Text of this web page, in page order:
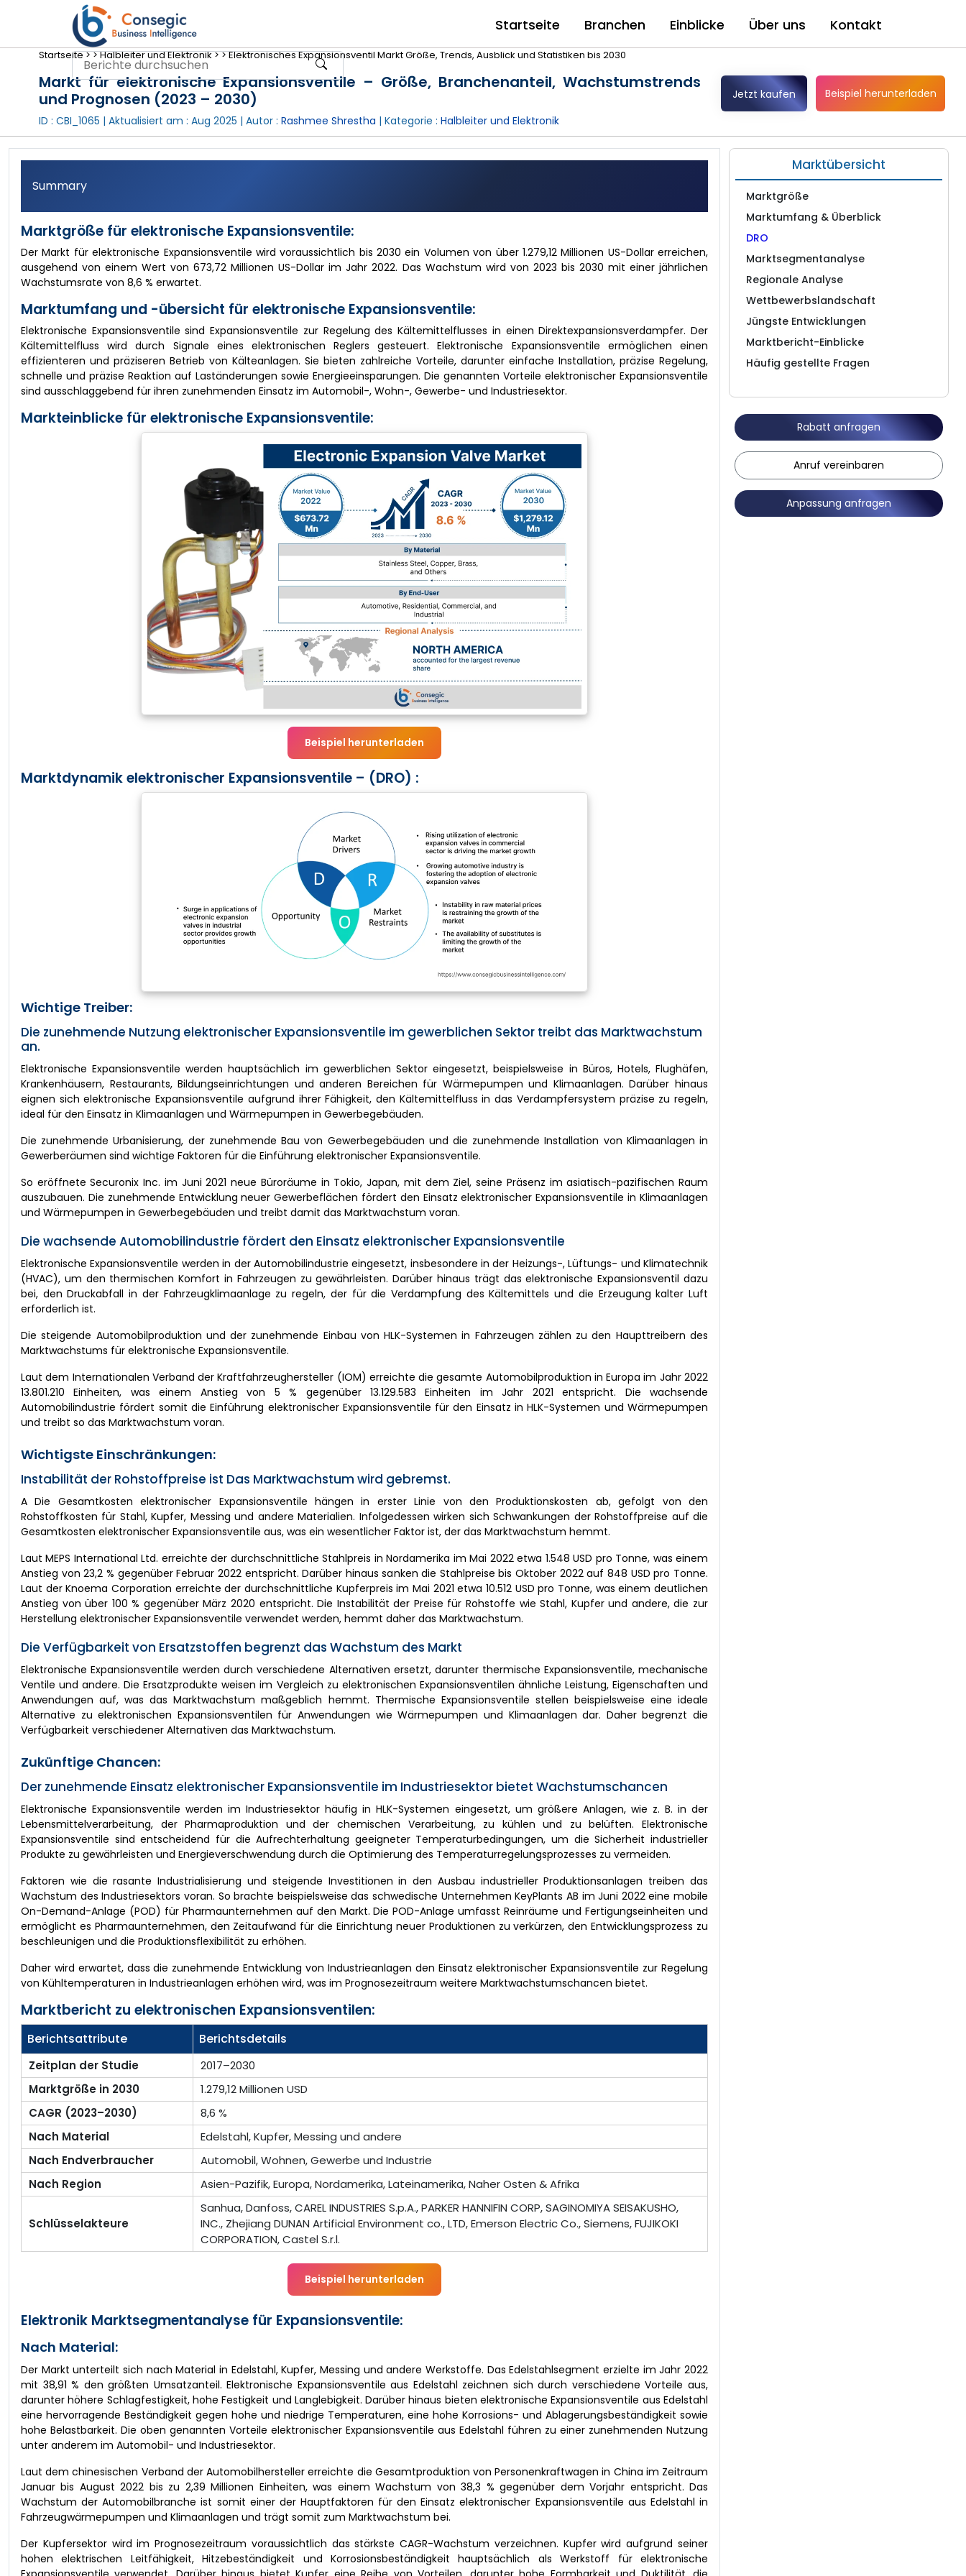
Startseite Branchen Einblicke Über uns Kontakt
Startseite >>Halbleiter und Elektronik >>Elektronisches Expansionsventil Markt Größe, Trends, Ausblick und Statistiken bis 2030
Markt für elektronische Expansionsventile – Größe, Branchenanteil, Wachstumstrends
und Prognosen (2023 – 2030)
ID : CBI_1065 | Aktualisiert am : Aug 2025 | Autor : Rashmee Shrestha | Kategorie : Halbleiter und Elektronik
Jetzt kaufen Beispiel herunterladen
Summary
Marktgröße für elektronische Expansionsventile:
Der Markt für elektronische Expansionsventile wird voraussichtlich bis 2030 ein Volumen von über 1.279,12 Millionen US-Dollar erreichen,
ausgehend von einem Wert von 673,72 Millionen US-Dollar im Jahr 2022. Das Wachstum wird von 2023 bis 2030 mit einer jährlichen
Wachstumsrate von 8,6 % erwartet.
Marktumfang und -übersicht für elektronische Expansionsventile:
Elektronische Expansionsventile sind Expansionsventile zur Regelung des Kältemittelflusses in einen Direktexpansionsverdampfer. Der
Kältemittelfluss wird durch Signale eines elektronischen Reglers gesteuert. Elektronische Expansionsventile ermöglichen einen
effizienteren und präziseren Betrieb von Kälteanlagen. Sie bieten zahlreiche Vorteile, darunter einfache Installation, präzise Regelung,
schnelle und präzise Reaktion auf Laständerungen sowie Energieeinsparungen. Die genannten Vorteile elektronischer Expansionsventile
sind ausschlaggebend für ihren zunehmenden Einsatz im Automobil-, Wohn-, Gewerbe- und Industriesektor.
Markteinblicke für elektronische Expansionsventile:
Beispiel herunterladen
Marktdynamik elektronischer Expansionsventile – (DRO) :
Wichtige Treiber:
Die zunehmende Nutzung elektronischer Expansionsventile im gewerblichen Sektor treibt das Marktwachstum
an.
Elektronische Expansionsventile werden hauptsächlich im gewerblichen Sektor eingesetzt, beispielsweise in Büros, Hotels, Flughäfen,
Krankenhäusern, Restaurants, Bildungseinrichtungen und anderen Bereichen für Wärmepumpen und Klimaanlagen. Darüber hinaus
eignen sich elektronische Expansionsventile aufgrund ihrer Fähigkeit, den Kältemittelfluss in das Verdampfersystem präzise zu regeln,
ideal für den Einsatz in Klimaanlagen und Wärmepumpen in Gewerbegebäuden.
Die zunehmende Urbanisierung, der zunehmende Bau von Gewerbegebäuden und die zunehmende Installation von Klimaanlagen in
Gewerberäumen sind wichtige Faktoren für die Einführung elektronischer Expansionsventile.
So eröffnete Securonix Inc. im Juni 2021 neue Büroräume in Tokio, Japan, mit dem Ziel, seine Präsenz im asiatisch-pazifischen Raum
auszubauen. Die zunehmende Entwicklung neuer Gewerbeflächen fördert den Einsatz elektronischer Expansionsventile in Klimaanlagen
und Wärmepumpen in Gewerbegebäuden und treibt damit das Marktwachstum voran.
Die wachsende Automobilindustrie fördert den Einsatz elektronischer Expansionsventile
Elektronische Expansionsventile werden in der Automobilindustrie eingesetzt, insbesondere in der Heizungs-, Lüftungs- und Klimatechnik
(HVAC), um den thermischen Komfort in Fahrzeugen zu gewährleisten. Darüber hinaus trägt das elektronische Expansionsventil dazu
bei, den Druckabfall in der Fahrzeugklimaanlage zu regeln, der für die Verdampfung des Kältemittels und die Erzeugung kalter Luft
erforderlich ist.
Die steigende Automobilproduktion und der zunehmende Einbau von HLK-Systemen in Fahrzeugen zählen zu den Haupttreibern des
Marktwachstums für elektronische Expansionsventile.
Laut dem Internationalen Verband der Kraftfahrzeughersteller (IOM) erreichte die gesamte Automobilproduktion in Europa im Jahr 2022
13.801.210 Einheiten, was einem Anstieg von 5 % gegenüber 13.129.583 Einheiten im Jahr 2021 entspricht. Die wachsende
Automobilindustrie fördert somit die Einführung elektronischer Expansionsventile für den Einsatz in HLK-Systemen und Wärmepumpen
und treibt so das Marktwachstum voran.
Wichtigste Einschränkungen:
Instabilität der Rohstoffpreise ist Das Marktwachstum wird gebremst.
A Die Gesamtkosten elektronischer Expansionsventile hängen in erster Linie von den Produktionskosten ab, gefolgt von den
Rohstoffkosten für Stahl, Kupfer, Messing und andere Materialien. Infolgedessen wirken sich Schwankungen der Rohstoffpreise auf die
Gesamtkosten elektronischer Expansionsventile aus, was ein wesentlicher Faktor ist, der das Marktwachstum hemmt.
Laut MEPS International Ltd. erreichte der durchschnittliche Stahlpreis in Nordamerika im Mai 2022 etwa 1.548 USD pro Tonne, was einem
Anstieg von 23,2 % gegenüber Februar 2022 entspricht. Darüber hinaus sanken die Stahlpreise bis Oktober 2022 auf 848 USD pro Tonne.
Laut der Knoema Corporation erreichte der durchschnittliche Kupferpreis im Mai 2021 etwa 10.512 USD pro Tonne, was einem deutlichen
Anstieg von über 100 % gegenüber März 2020 entspricht. Die Instabilität der Preise für Rohstoffe wie Stahl, Kupfer und andere, die zur
Herstellung elektronischer Expansionsventile verwendet werden, hemmt daher das Marktwachstum.
Die Verfügbarkeit von Ersatzstoffen begrenzt das Wachstum des Markt
Elektronische Expansionsventile werden durch verschiedene Alternativen ersetzt, darunter thermische Expansionsventile, mechanische
Ventile und andere. Die Ersatzprodukte weisen im Vergleich zu elektronischen Expansionsventilen ähnliche Leistung, Eigenschaften und
Anwendungen auf, was das Marktwachstum maßgeblich hemmt. Thermische Expansionsventile stellen beispielsweise eine ideale
Alternative zu elektronischen Expansionsventilen für Anwendungen wie Wärmepumpen und Klimaanlagen dar. Daher begrenzt die
Verfügbarkeit verschiedener Alternativen das Marktwachstum.
Zukünftige Chancen:
Der zunehmende Einsatz elektronischer Expansionsventile im Industriesektor bietet Wachstumschancen
Elektronische Expansionsventile werden im Industriesektor häufig in HLK-Systemen eingesetzt, um größere Anlagen, wie z. B. in der
Lebensmittelverarbeitung, der Pharmaproduktion und der chemischen Verarbeitung, zu kühlen und zu belüften. Elektronische
Expansionsventile sind entscheidend für die Aufrechterhaltung geeigneter Temperaturbedingungen, um die Sicherheit industrieller
Produkte zu gewährleisten und Energieverschwendung durch die Optimierung des Temperaturregelungsprozesses zu vermeiden.
Faktoren wie die rasante Industrialisierung und steigende Investitionen in den Ausbau industrieller Produktionsanlagen treiben das
Wachstum des Industriesektors voran. So brachte beispielsweise das schwedische Unternehmen KeyPlants AB im Juni 2022 eine mobile
On-Demand-Anlage (POD) für Pharmaunternehmen auf den Markt. Die POD-Anlage umfasst Reinräume und Fertigungseinheiten und
ermöglicht es Pharmaunternehmen, den Zeitaufwand für die Einrichtung neuer Produktionen zu verkürzen, den Entwicklungsprozess zu
beschleunigen und die Produktionsflexibilität zu erhöhen.
Daher wird erwartet, dass die zunehmende Entwicklung von Industrieanlagen den Einsatz elektronischer Expansionsventile zur Regelung
von Kühltemperaturen in Industrieanlagen erhöhen wird, was im Prognosezeitraum weitere Marktwachstumschancen bietet.
Marktbericht zu elektronischen Expansionsventilen:
Berichtsattribute Berichtsdetails
Zeitplan der Studie
2017–2030
Marktgröße in 2030
1.279,12 Millionen USD
CAGR (2023–2030)
8,6 %
Nach Material
Edelstahl, Kupfer, Messing und andere
Nach Endverbraucher
Automobil, Wohnen, Gewerbe und Industrie
Nach Region
Asien-Pazifik, Europa, Nordamerika, Lateinamerika, Naher Osten & Afrika
Schlüsselakteure
Sanhua, Danfoss, CAREL INDUSTRIES S.p.A., PARKER HANNIFIN CORP, SAGINOMIYA SEISAKUSHO,
INC., Zhejiang DUNAN Artificial Environment co., LTD, Emerson Electric Co., Siemens, FUJIKOKI
CORPORATION, Castel S.r.l.
Beispiel herunterladen
Elektronik Marktsegmentanalyse für Expansionsventile:
Nach Material:
Der Markt unterteilt sich nach Material in Edelstahl, Kupfer, Messing und andere Werkstoffe. Das Edelstahlsegment erzielte im Jahr 2022
mit 38,91 % den größten Umsatzanteil. Elektronische Expansionsventile aus Edelstahl zeichnen sich durch verschiedene Vorteile aus,
darunter höhere Schlagfestigkeit, hohe Festigkeit und Langlebigkeit. Darüber hinaus bieten elektronische Expansionsventile aus Edelstahl
eine hervorragende Beständigkeit gegen hohe und niedrige Temperaturen, eine hohe Korrosions- und Ablagerungsbeständigkeit sowie
hohe Belastbarkeit. Die oben genannten Vorteile elektronischer Expansionsventile aus Edelstahl führen zu einer zunehmenden Nutzung
unter anderem im Automobil- und Industriesektor.
Laut dem chinesischen Verband der Automobilhersteller erreichte die Gesamtproduktion von Personenkraftwagen in China im Zeitraum
Januar bis August 2022 bis zu 2,39 Millionen Einheiten, was einem Wachstum von 38,3 % gegenüber dem Vorjahr entspricht. Das
Wachstum der Automobilbranche ist somit einer der Hauptfaktoren für den Einsatz elektronischer Expansionsventile aus Edelstahl in
Fahrzeugwärmepumpen und Klimaanlagen und trägt somit zum Marktwachstum bei.
Der Kupfersektor wird im Prognosezeitraum voraussichtlich das stärkste CAGR-Wachstum verzeichnen. Kupfer wird aufgrund seiner
hohen elektrischen Leitfähigkeit, Hitzebeständigkeit und Korrosionsbeständigkeit hauptsächlich als Werkstoff für elektronische
Marktübersicht
Marktgröße
Marktumfang & Überblick
DRO
Marktsegmentanalyse
Regionale Analyse
Wettbewerbslandschaft
Jüngste Entwicklungen
Marktbericht-Einblicke
Häufig gestellte Fragen
Rabatt anfragen
Anruf vereinbaren
Anpassung anfragen